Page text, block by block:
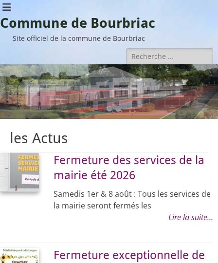
Commune de Bourbriac
Site officiel de la commune de Bourbriac
Rechercher :
•••
les Actus
Fermeture des services de la
mairie été 2026
Samedis 1er & 8 août : Tous les services de
la mairie seront fermés les
Lire la suite…
Fermeture exceptionnelle de